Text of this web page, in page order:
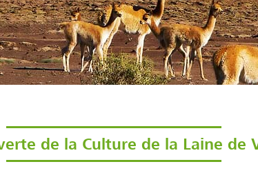
de la Culture de la Laine de